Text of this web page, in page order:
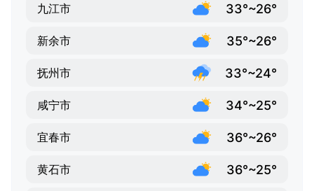
九江市 33°~26°
新余市 35°~26°
抚州市 33°~24°
咸宁市 34°~25°
宜春市 36°~26°
黄石市 36°~25°